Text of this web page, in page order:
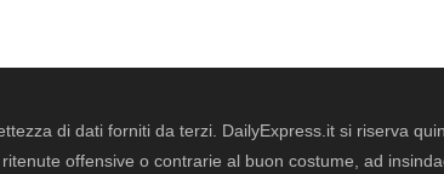
di dati forniti da terzi. DailyExpress.it si riserva
offensive o contrarie al buon costume, ad